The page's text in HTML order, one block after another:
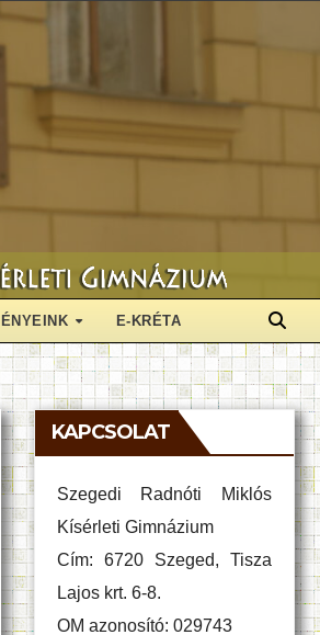
E-KRÉTA
KAPCSOLAT
Szegedi Radnóti Miklós
Kísérleti Gimnázium
Cím: 6720 Szeged, Tisza
Lajos krt. 6-8.
OM azonosító: 029743